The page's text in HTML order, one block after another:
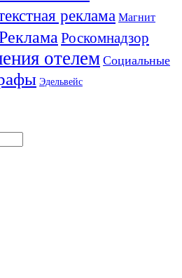
реклама Магнит
Роскомнадзор
отелем Социальные
Эдельвейс